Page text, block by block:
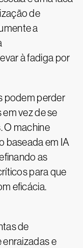
de
a
à fadiga por
podem perder
vez de se
O machine
baseada em IA
as
para que
eficácia.
de
e